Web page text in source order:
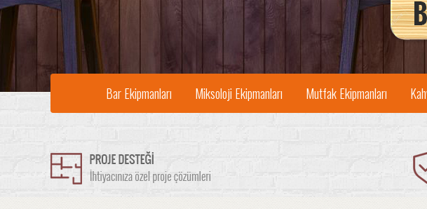
Bar Ekipmanları Miksoloji Ekipmanları Mutfak Ekipmanları